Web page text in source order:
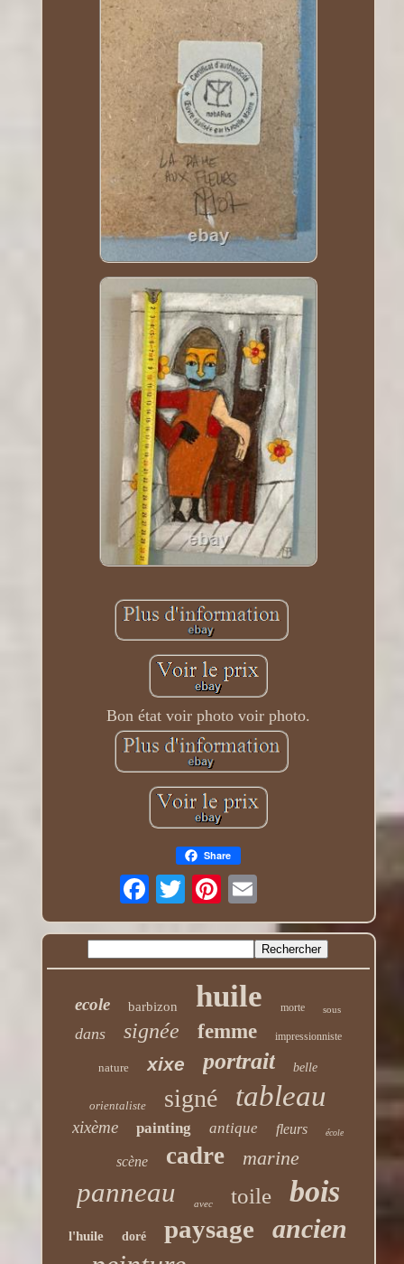
Bon état voir photo voir photo.
Share
ecole barbizon huile morte sous
dans signée femme impressionniste
nature xixe portrait belle
orientaliste signé tableau
xixème painting antique fleurs école
scène cadre marine
panneau avec toile bois
l'huile doré paysage ancien